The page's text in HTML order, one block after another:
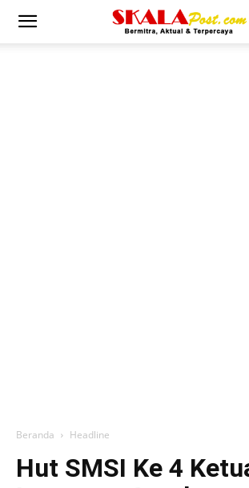
Beranda Headline
Hut SMSI Ke 4